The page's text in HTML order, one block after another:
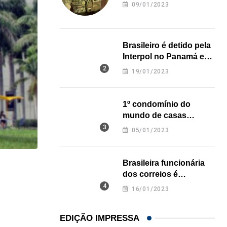
Açaí é reconhecido oficialmente como fruto
09/01/2023
Brasileiro é detido pela
Interpol no Panamá e
pode pegar prisão
19/01/2023
1º condomínio do
mundo de casas
impressas em 3D é
05/01/2023
Brasileira funcionária
dos correios é
assassinada a facadas
16/01/2023
EDIÇÃO IMPRESSA